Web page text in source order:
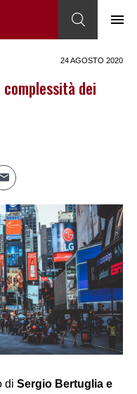
24 AGOSTO 2020
dei
di Sergio Bertuglia e